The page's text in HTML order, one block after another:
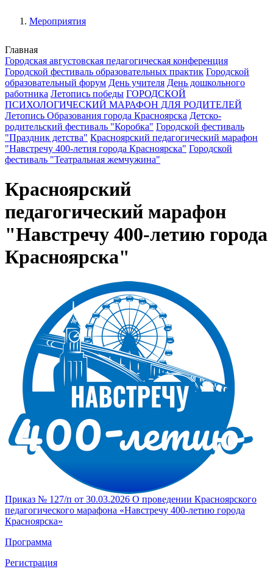
Мероприятия
Главная
Городская августовская педагогическая конференция
Городской фестиваль образовательных практик Городской
образовательный форум День учителя День дошкольного
работника Летопись победы ГОРОДСКОЙ
ПСИХОЛОГИЧЕСКИЙ МАРАФОН ДЛЯ РОДИТЕЛЕЙ
Летопись Образования города Красноярска Детско-
родительский фестиваль "Коробка" Городской фестиваль
"Праздник детства" Красноярский педагогический марафон
"Навстречу 400-летия города Красноярска" Городской
фестиваль "Театральная жемчужина"
Красноярский
педагогический марафон
"Навстречу 400-летию города
Красноярска"
Приказ № 127/п от 30.03.2026 О проведении Красноярского
педагогического марафона «Навстречу 400-летию города
Красноярска»
Программа
Регистрация